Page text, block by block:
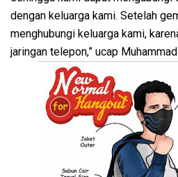
dengan keluarga kami. Setelah
menghubungi keluarga kami,
jaringan telepon,” ucap